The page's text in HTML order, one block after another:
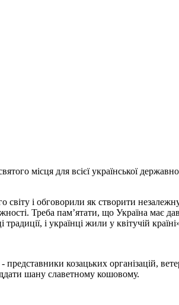
місця для всієї української
світу і обговорили як створити
Треба пам’ятати, що Україна має
і українці жили у квітучій
козацьких організацій,
шану славетному кошовому.